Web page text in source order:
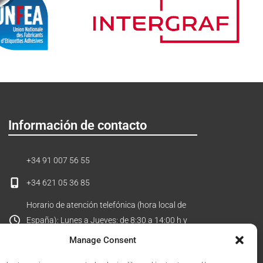
Manage Consent
Información de contacto
+34 91 007 56 55
+34 621 05 36 85
Horario de atención telefónica (hora local de
España): Lunes a Jueves: de 8:30 a 14:00 h y
de 15:00 a 18:00 h. Viernes: de 8:30 a 15:00 h.